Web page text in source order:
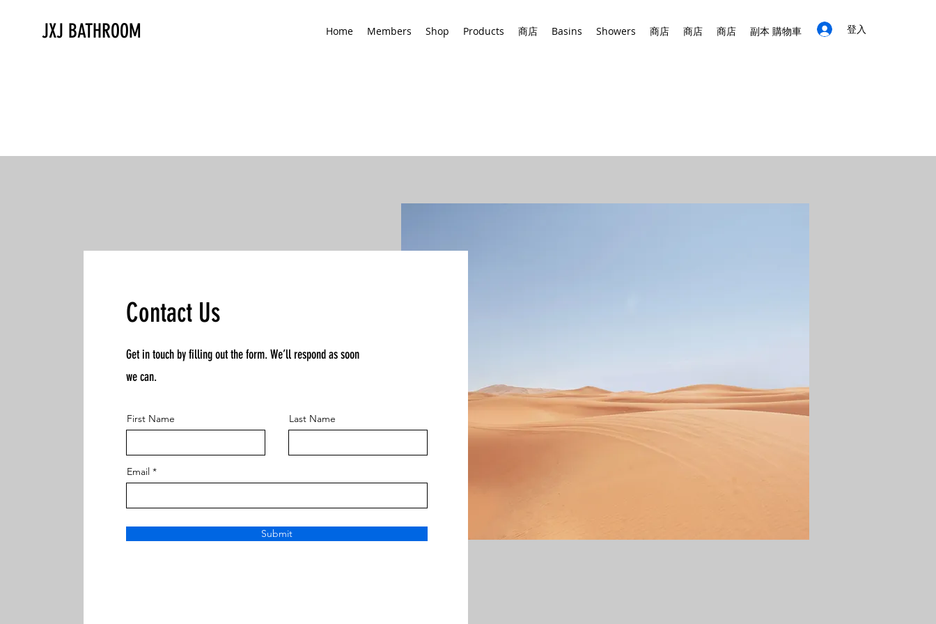
JXJ BATHROOM Home Members Shop Products 商店 Basins Showers 商店 商店 商店 副本 購物車 登入
Contact Us
Get in touch by filling out the form. We’ll respond as soon
we can.
First Name Last Name
Email
Submit